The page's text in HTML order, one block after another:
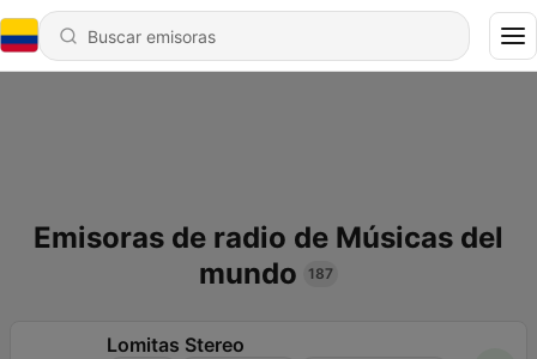
Emisoras de radio de Músicas del
mundo
187
Lomitas Stereo